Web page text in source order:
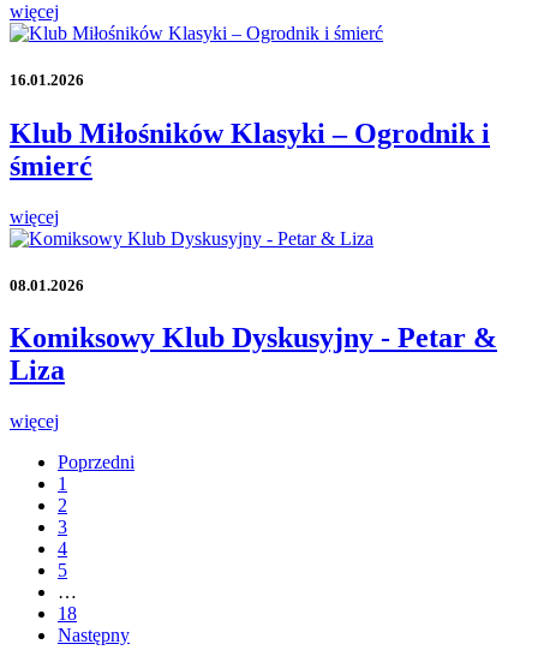
więcej
16.01.2026
Klub Miłośników Klasyki – Ogrodnik i
śmierć
więcej
08.01.2026
Komiksowy Klub Dyskusyjny - Petar &
Liza
więcej
Poprzedni
1
2
3
4
5
…
18
Następny